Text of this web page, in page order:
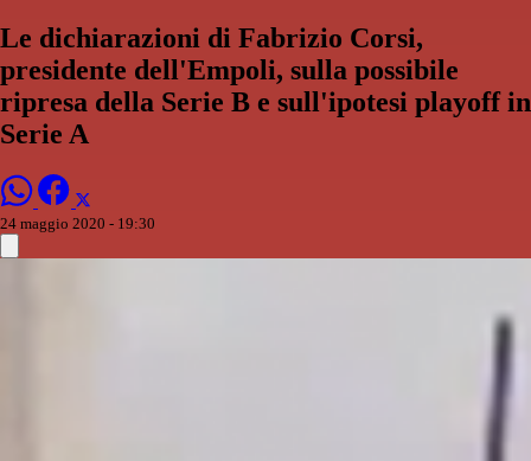
Le dichiarazioni di Fabrizio Corsi,
presidente dell'Empoli, sulla possibile
ripresa della Serie B e sull'ipotesi playoff in
Serie A
24 maggio 2020 - 19:30